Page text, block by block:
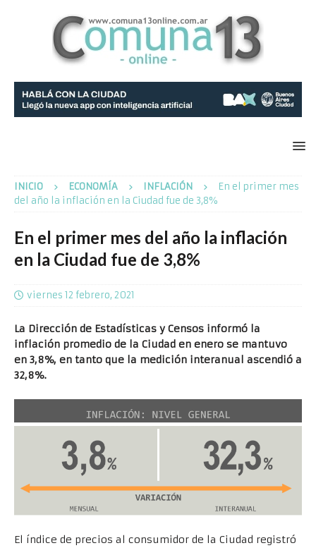
INICIO ECONOMÍA INFLACIÓN
En el primer mes
del año la inflación en la Ciudad fue de 3,8%
En el primer mes del año la inflación
en la Ciudad fue de 3,8%
viernes 12 febrero, 2021
La Dirección de Estadísticas y Censos informó la
inflación promedio de la Ciudad en enero se mantuvo
en 3,8%, en tanto que la medición interanual ascendió a
32,8%.
El índice de precios al consumidor de la Ciudad registró